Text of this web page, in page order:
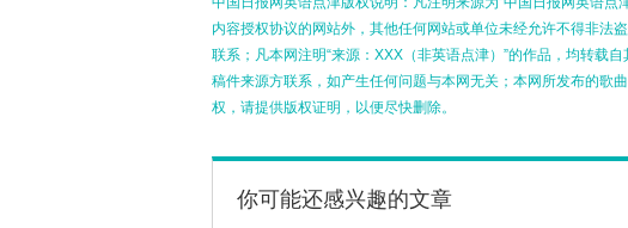
内容授权协议的网站外，其他任何网站或单位未经允许不得非法
联系；凡本网注明“来源：XXX（非英语点津）”的作品，均转载
稿件来源方联系，如产生任何问题与本网无关；本网所发布的歌
权，请提供版权证明，以便尽快删除。
你可能还感兴趣的文章